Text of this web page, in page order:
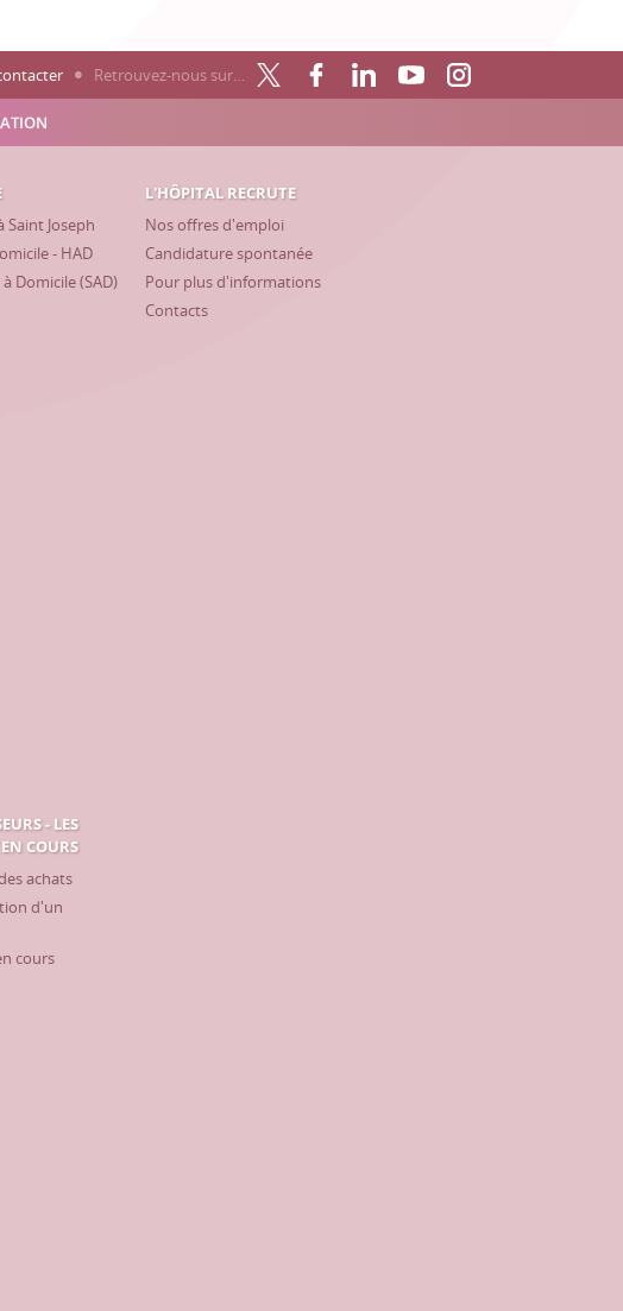
Retrouvez-nous sur…
Saint Joseph
- HAD
Domicile (SAD)
L'HÔPITAL RECRUTE
Nos offres d'emploi
Candidature spontanée
Pour plus d'informations
Contacts
- LES
COURS
achats
d'un
cours